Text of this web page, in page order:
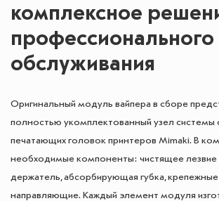
комплексное
профессионального
обслуживания
Оригинальный модуль вайпера в сборе
полностью укомплектованный узел системы
печатающих головок принтеров Mimaki. В
необходимые компоненты: чистящее лезвие
держатель, абсорбирующая губка,
направляющие. Каждый элемент модуля